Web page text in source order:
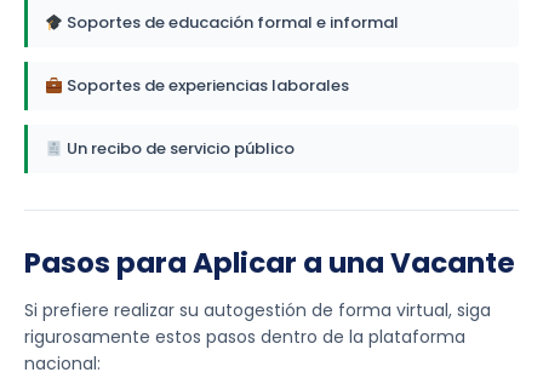
Soportes de educación formal e informal
Soportes de experiencias laborales
Un recibo de servicio público
Pasos para Aplicar a una Vacante
Si prefiere realizar su autogestión de forma virtual, siga
rigurosamente estos pasos dentro de la plataforma
nacional: